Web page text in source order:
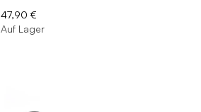
47,90 €
Auf Lager